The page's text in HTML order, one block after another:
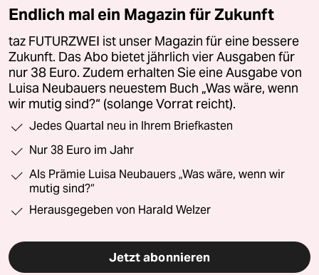
Endlich mal ein Magazin für Zukunft
taz FUTURZWEI ist unser Magazin für eine bessere
Zukunft. Das Abo bietet jährlich vier Ausgaben für
nur 38 Euro. Zudem erhalten Sie eine Ausgabe von
Luisa Neubauers neuestem Buch „Was wäre, wenn
wir mutig sind?“ (solange Vorrat reicht).
Jedes Quartal neu in Ihrem Briefkasten
Nur 38 Euro im Jahr
Als Prämie Luisa Neubauers „Was wäre, wenn wir
mutig sind?“
Herausgegeben von Harald Welzer
Jetzt abonnieren